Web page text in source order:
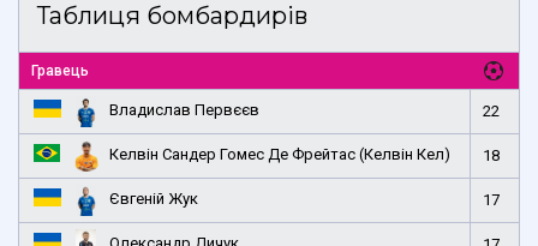
Таблиця бомбардирів
Гравець
Владислав Первєєв 22
Келвін Сандер Гомес Де Фрейтас (Келвін Кел) 18
Євгеній Жук 17